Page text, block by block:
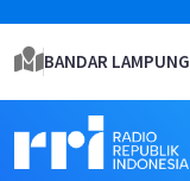
BANDAR LAMPUNG